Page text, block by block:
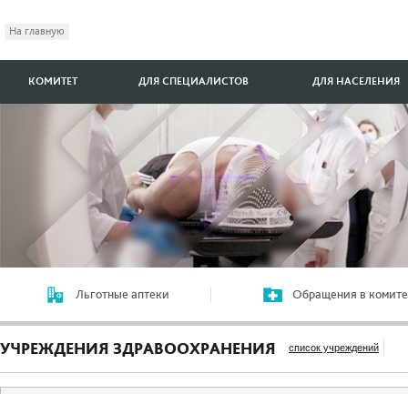
На главную
КОМИТЕТ ДЛЯ СПЕЦИАЛИСТОВ ДЛЯ НАСЕЛЕНИЯ
Льготные аптеки Обращения в
УЧРЕЖДЕНИЯ ЗДРАВООХРАНЕНИЯ список учреждений